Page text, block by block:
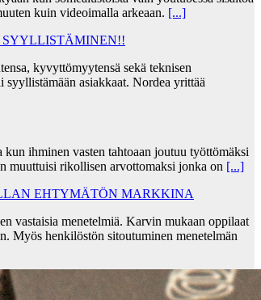
kuin videoimalla arkeaan. [...]
SYYLLISTÄMINEN!!
kyvyttömyytensä sekä teknisen
asiakkaat. Nordea yrittää
ihminen vasten tahtoaan joutuu työttömäksi
muuttuisi rikollisen arvottomaksi jonka on [...]
EHTYMÄTÖN MARKKINA
vastaisia menetelmiä. Karvin mukaan oppilaat
Myös henkilöstön sitoutuminen menetelmän